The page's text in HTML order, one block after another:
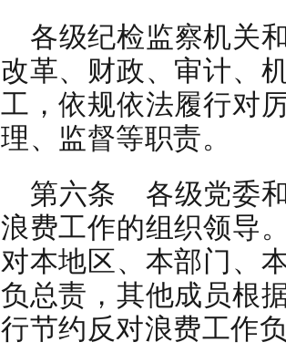
各级纪检监察机关
改革、财政、审计、
工，依规依法履行对
理、监督等职责。
第六条 各级党委
浪费工作的组织领导
对本地区、本部门、
负总责，其他成员根
行节约反对浪费工作